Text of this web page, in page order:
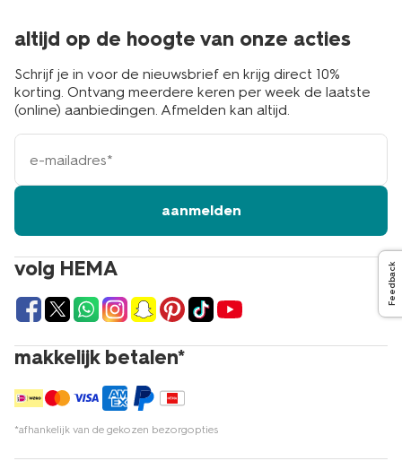
volg HEMA
makkelijk betalen*
*afhankelijk van de gekozen bezorgopties
altijd op de hoogte van onze acties
Schrijf je in voor de nieuwsbrief en krijg direct 10%
korting. Ontvang meerdere keren per week de laatste
(online) aanbiedingen. Afmelden kan altijd.
e-
mailadres
aanmelden
Feedback